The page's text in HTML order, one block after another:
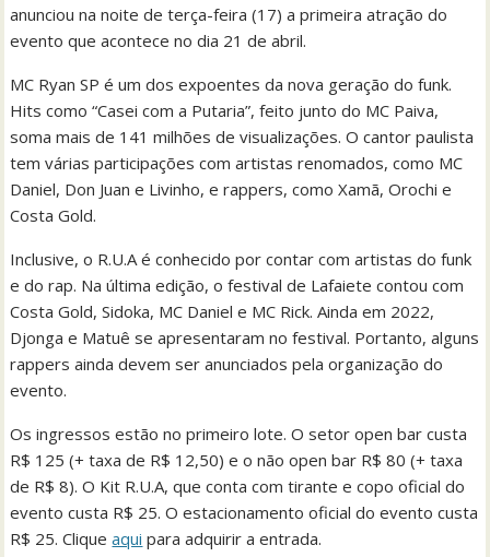
anunciou na noite de terça-feira (17) a primeira atração do
evento que acontece no dia 21 de abril.
MC Ryan SP é um dos expoentes da nova geração do funk.
Hits como “Casei com a Putaria”, feito junto do MC Paiva,
soma mais de 141 milhões de visualizações. O cantor paulista
tem várias participações com artistas renomados, como MC
Daniel, Don Juan e Livinho, e rappers, como Xamã, Orochi e
Costa Gold.
Inclusive, o R.U.A é conhecido por contar com artistas do funk
e do rap. Na última edição, o festival de Lafaiete contou com
Costa Gold, Sidoka, MC Daniel e MC Rick. Ainda em 2022,
Djonga e Matuê se apresentaram no festival. Portanto, alguns
rappers ainda devem ser anunciados pela organização do
evento.
Os ingressos estão no primeiro lote. O setor open bar custa
R$ 125 (+ taxa de R$ 12,50) e o não open bar R$ 80 (+ taxa
de R$ 8). O Kit R.U.A, que conta com tirante e copo oficial do
evento custa R$ 25. O estacionamento oficial do evento custa
R$ 25. Cliqueaqui para adquirir a entrada.